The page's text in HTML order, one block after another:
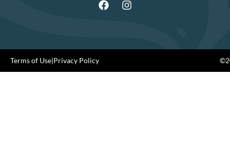
Terms of Use|Privacy Policy